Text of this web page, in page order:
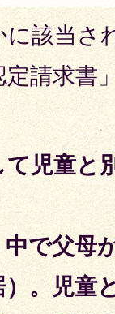
該当さ
請求書
て児童と
で父母
）。児童